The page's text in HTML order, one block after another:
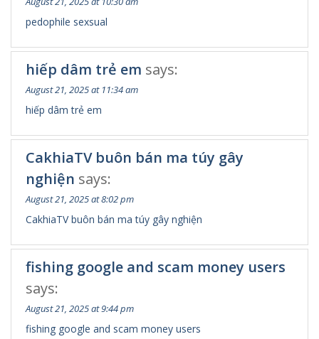
pedophile sexsual
hiếp dâm trẻ em says:
August 21, 2025 at 11:34 am
hiếp dâm trẻ em
CakhiaTV buôn bán ma túy gây
nghiện says:
August 21, 2025 at 8:02 pm
CakhiaTV buôn bán ma túy gây nghiện
fishing google and scam money users
says:
August 21, 2025 at 9:44 pm
fishing google and scam money users